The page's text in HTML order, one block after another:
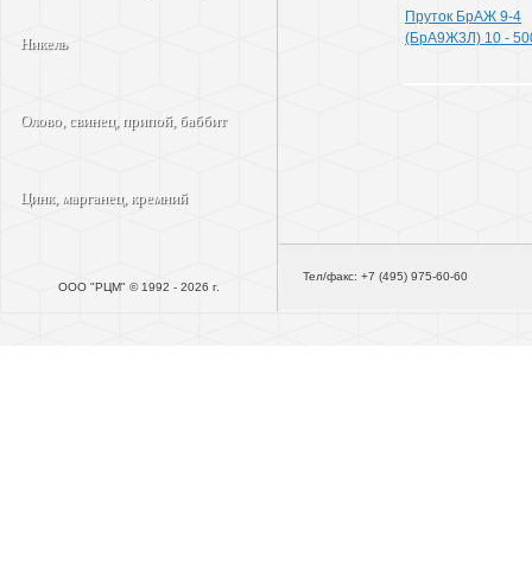
Никель
Олово, свинец, припой, баббит
Цинк, марганец, кремний
ООО "РЦМ" © 1992 - 2026 г.
Пруток БрАЖ 9-4
(БрА9Ж3Л) 10 -
Тел/факс: +7 (495) 975-60-60